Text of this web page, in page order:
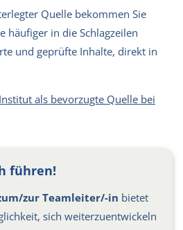
Quelle bekommen Sie
häufiger in die Schlagzeilen
und geprüfte Inhalte, direkt in
als bevorzugte Quelle bei
führen!
zur Teamleiter/-in bietet
sich weiterzuentwickeln